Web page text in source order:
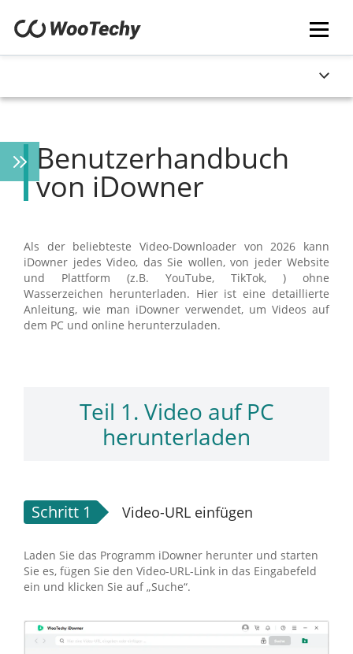
Benutzerhandbuch
von iDowner
Als der beliebteste Video-Downloader von 2026 kann
iDowner jedes Video, das Sie wollen, von jeder Website
und Plattform (z.B. YouTube, TikTok, ) ohne
Wasserzeichen herunterladen. Hier ist eine detaillierte
Anleitung, wie man iDowner verwendet, um Videos auf
dem PC und online herunterzuladen.
Teil 1. Video auf PC
herunterladen
Schritt 1 Video-URL einfügen
Laden Sie das Programm iDowner herunter und starten
Sie es, fügen Sie den Video-URL-Link in das Eingabefeld
ein und klicken Sie auf „Suche“.